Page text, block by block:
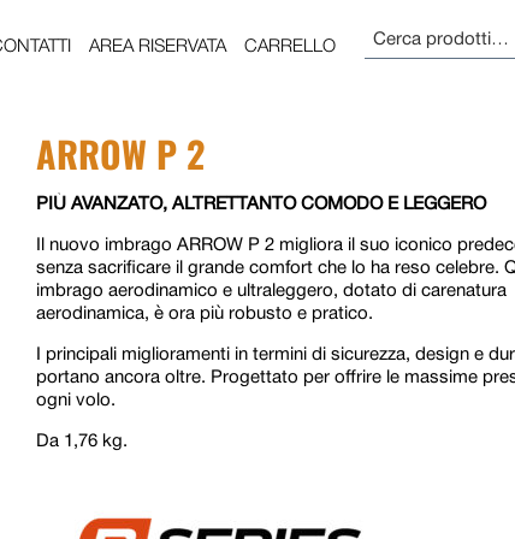
AREA RISERVATA CARRELLO
Cerca:
ARROW P 2
PIÙ AVANZATO, ALTRETTANTO COMODO E LEGGERO
Il nuovo imbrago ARROW P 2 migliora il suo iconico
senza sacrificare il grande comfort che lo ha reso celebre.
imbrago aerodinamico e ultraleggero, dotato di carenatura
aerodinamica, è ora più robusto e pratico.
I principali miglioramenti in termini di sicurezza, design e
portano ancora oltre. Progettato per offrire le massime
ogni volo.
Da 1,76 kg.